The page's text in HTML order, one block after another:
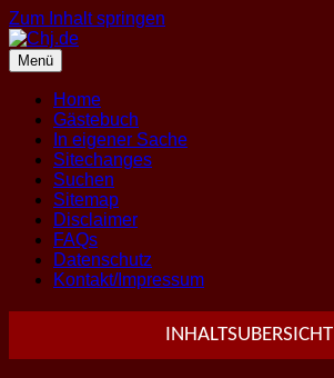
Zum Inhalt springen
Menü
Home
Gästebuch
In eigener Sache
Sitechanges
Suchen
Sitemap
Disclaimer
FAQs
Datenschutz
Kontakt/Impressum
INHALTSUBERSICHT